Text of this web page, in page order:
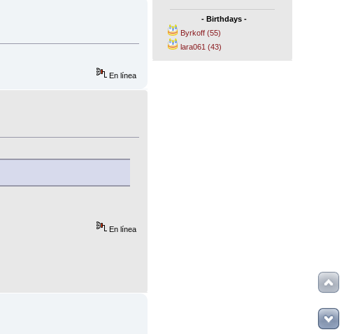
En línea
En línea
- Birthdays -
Byrkoff (55)
lara061 (43)